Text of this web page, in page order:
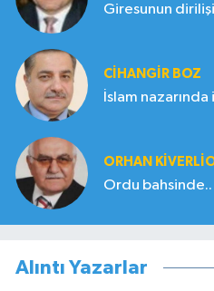
Giresunun dirilişi
CIHANGIR BOZ
İslam
ORHAN
Ordu bahsinde..
Alıntı Yazarlar